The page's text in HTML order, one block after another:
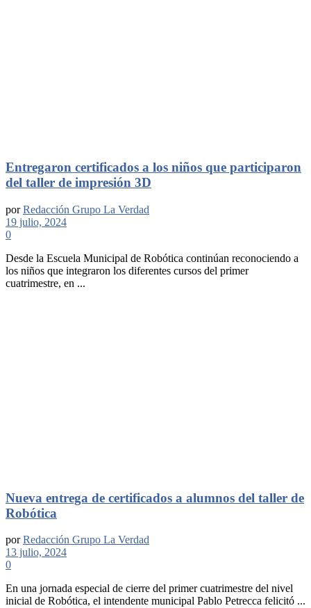
Entregaron certificados a los niños que participaron
del taller de impresión 3D
por Redacción Grupo La Verdad
19 julio, 2024
0
Desde la Escuela Municipal de Robótica continúan reconociendo a
los niños que integraron los diferentes cursos del primer
cuatrimestre, en ...
Nueva entrega de certificados a alumnos del taller de
Robótica
por Redacción Grupo La Verdad
13 julio, 2024
0
En una jornada especial de cierre del primer cuatrimestre del nivel
inicial de Robótica, el intendente municipal Pablo Petrecca felicitó ...